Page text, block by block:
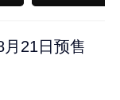
21日预售